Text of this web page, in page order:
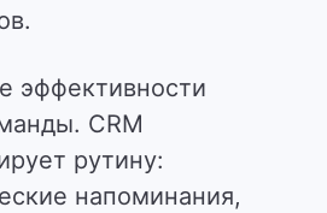
эффективности
CRM
рутину:
напоминания,